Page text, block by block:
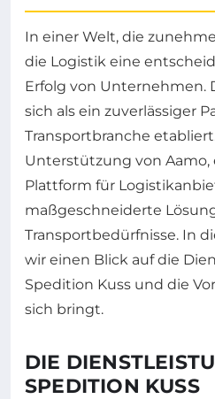
In einer Welt, die
die Logistik eine
Erfolg von Unternehmen.
sich als ein zuverlässiger
Transportbranche
Unterstützung von Aamo,
Plattform für
maßgeschneiderte
Transportbedürfnisse. In
wir einen Blick auf die
Spedition Kuss und die
sich bringt.
DIE
SPEDITION KUSS